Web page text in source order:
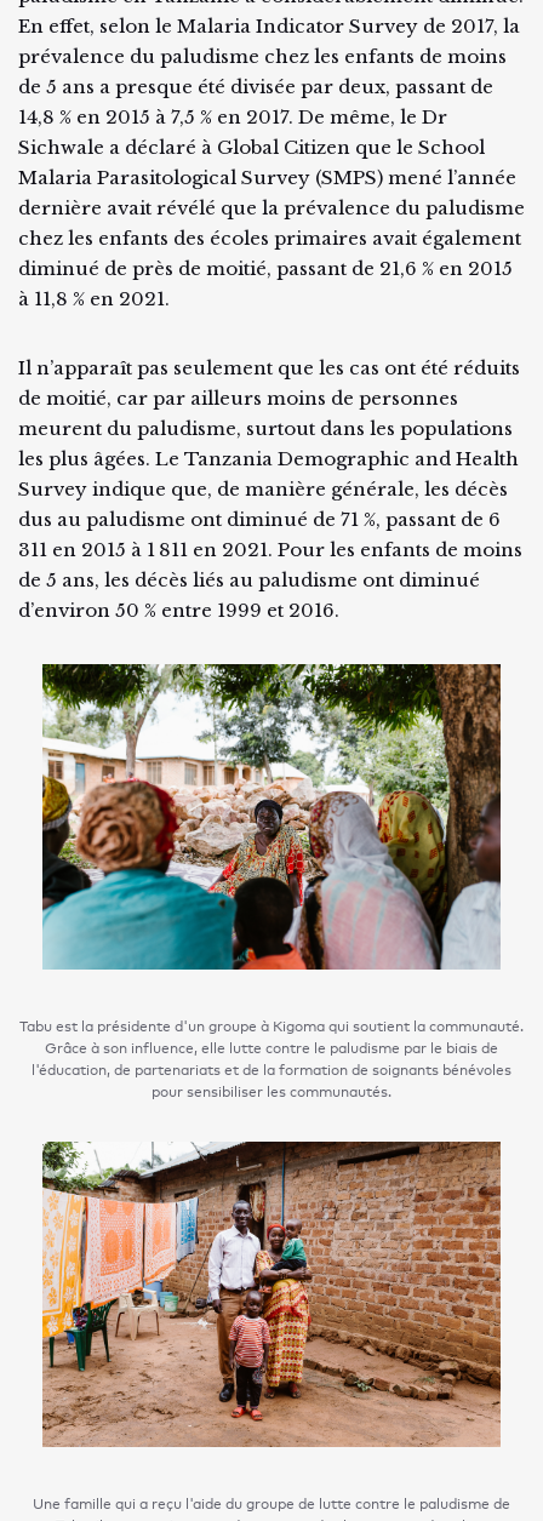
En effet, selon le Malaria Indicator Survey de 2017, la
prévalence du paludisme chez les enfants de moins
de 5 ans a presque été divisée par deux, passant de
14,8 % en 2015 à 7,5 % en 2017. De même, le Dr
Sichwale a déclaré à Global Citizen que le School
Malaria Parasitological Survey (SMPS) mené l’année
dernière avait révélé que la prévalence du paludisme
chez les enfants des écoles primaires avait également
diminué de près de moitié, passant de 21,6 % en 2015
à 11,8 % en 2021.
Il n’apparaît pas seulement que les cas ont été réduits
de moitié, car par ailleurs moins de personnes
meurent du paludisme, surtout dans les populations
les plus âgées. Le Tanzania Demographic and Health
Survey indique que, de manière générale, les décès
dus au paludisme ont diminué de 71 %, passant de 6
311 en 2015 à 1 811 en 2021. Pour les enfants de moins
de 5 ans, les décès liés au paludisme ont diminué
d’environ 50 % entre 1999 et 2016.
Tabu est la présidente d'un groupe à Kigoma qui soutient la communauté.
Grâce à son influence, elle lutte contre le paludisme par le biais de
l'éducation, de partenariats et de la formation de soignants bénévoles
pour sensibiliser les communautés.
Une famille qui a reçu l'aide du groupe de lutte contre le paludisme de